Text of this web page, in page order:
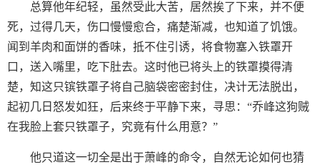
总算他年纪轻，虽然受此大苦，居然挨了下来，并不便
死，过得几天，伤口慢慢愈合，痛楚渐减，也知道了饥饿。
闻到羊肉和面饼的香味，抵不住引诱，将食物塞入铁罩开
口，送入嘴里，吃下肚去。这时他已将头上的铁罩摸得清
楚，知这只镔铁罩子将自己脑袋密密封住，决计无法脱出，
起初几日怒发如狂，后来终于平静下来，寻思：“乔峰这狗贼
在我脸上套只铁罩子，究竟有什么用意？”
他只道这一切全是出于萧峰的命令，自然无论如何也猜